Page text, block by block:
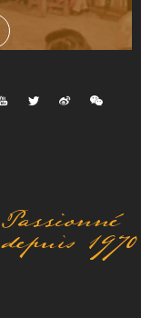
Passionné
depuis 1970